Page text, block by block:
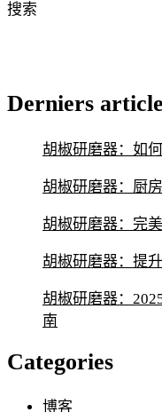
搜索
Derniers
胡椒研磨器：如
胡椒研磨器：厨
胡椒研磨器：完
胡椒研磨器：提
胡椒研磨器：
南
Categories
博客